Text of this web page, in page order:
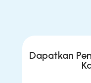
Dapatkan